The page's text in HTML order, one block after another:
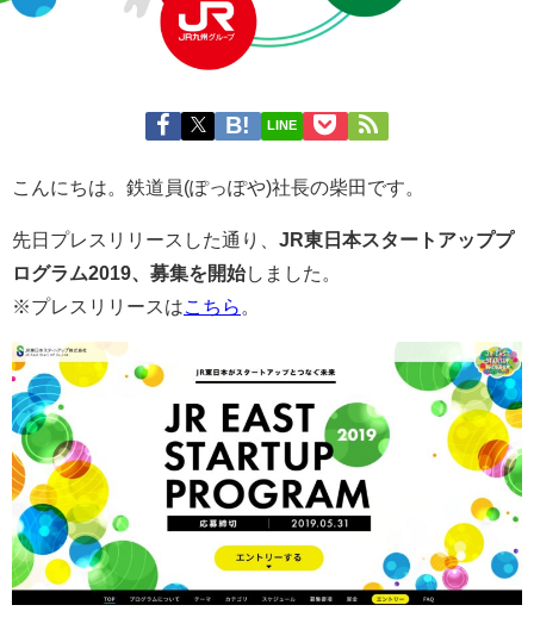
LINE
こんにちは。鉄道員(ぽっぽや)社長の柴田です。
先日プレスリリースした通り、 JR東日本スタートアッププ
ログラム2019、募集を開始しました。
※プレスリリースは こちら